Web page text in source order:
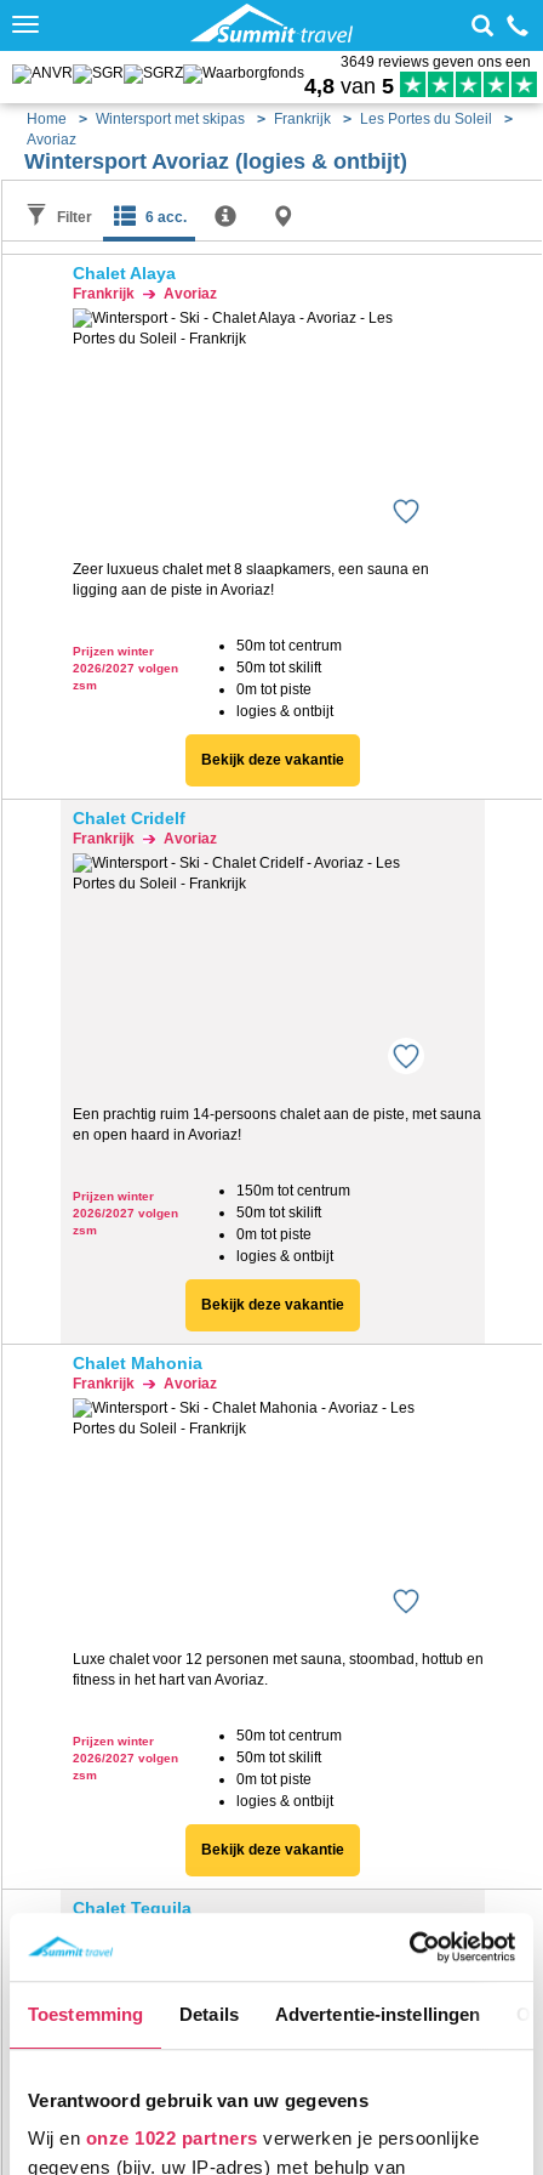
Toestemming Details Advertentie-instellingen
Verantwoord gebruik van uw gegevens
Wij en onze 1022 partners verwerken je persoonlijke
gegevens (bijv. uw IP-adres) met behulp van
Toggle
3649 reviews geven ons een
4,8 van 5
Home Wintersport met skipas Frankrijk
Les Portes du Soleil
Avoriaz
Wintersport Avoriaz (logies & ontbijt)
Filter 6 acc.
Chalet Alaya
Frankrijk Avoriaz
Zeer luxueus chalet met 8 slaapkamers, een sauna en
ligging aan de piste in Avoriaz!
Prijzen winter
2026/2027 volgen
zsm
50m tot centrum
50m tot skilift
0m tot piste
logies & ontbijt
Bekijk deze vakantie
Chalet Cridelf
Frankrijk Avoriaz
Een prachtig ruim 14-persoons chalet aan de piste, met sauna
en open haard in Avoriaz!
Prijzen winter
2026/2027 volgen
zsm
150m tot centrum
50m tot skilift
0m tot piste
logies & ontbijt
Bekijk deze vakantie
Chalet Mahonia
Frankrijk Avoriaz
Luxe chalet voor 12 personen met sauna, stoombad, hottub en
fitness in het hart van Avoriaz.
Prijzen winter
2026/2027 volgen
zsm
50m tot centrum
50m tot skilift
0m tot piste
logies & ontbijt
Bekijk deze vakantie
Chalet Tequila